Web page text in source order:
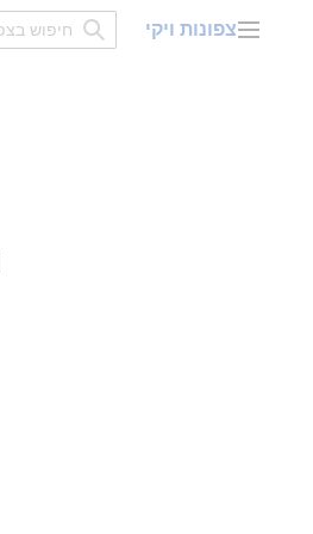
תפריט ראשי
צפונות ויקי